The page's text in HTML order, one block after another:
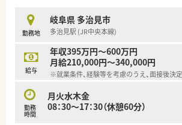
勤務地
岐阜県 多治見市
多治見駅 (JR中央本線)
給与
年収395万円～600万円
月給210,000円～340,000円
※就業条件、経験等を考慮のうえ、面接後決定
勤務
時間
月火水木金
08：30～17：30（休憩60分）